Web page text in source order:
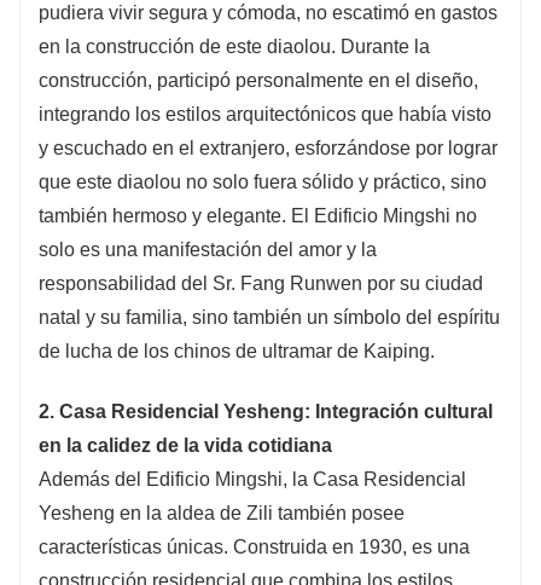
pudiera vivir segura y cómoda, no escatimó en gastos
en la construcción de este diaolou. Durante la
construcción, participó personalmente en el diseño,
integrando los estilos arquitectónicos que había visto
y escuchado en el extranjero, esforzándose por lograr
que este diaolou no solo fuera sólido y práctico, sino
también hermoso y elegante. El Edificio Mingshi no
solo es una manifestación del amor y la
responsabilidad del Sr. Fang Runwen por su ciudad
natal y su familia, sino también un símbolo del espíritu
de lucha de los chinos de ultramar de Kaiping.
2. Casa Residencial Yesheng: Integración cultural
en la calidez de la vida cotidiana
Además del Edificio Mingshi, la Casa Residencial
Yesheng en la aldea de Zili también posee
características únicas. Construida en 1930, es una
construcción residencial que combina los estilos